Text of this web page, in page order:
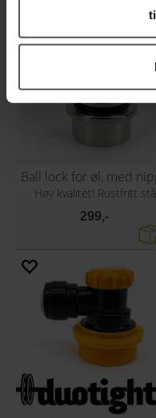
Ball lock for øl, med
Høy kvalitet! Rustfritt
299,-